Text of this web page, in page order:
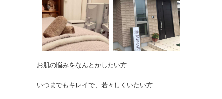
お肌の悩みをなんとかしたい方
いつまでもキレイで、若々しくいたい方